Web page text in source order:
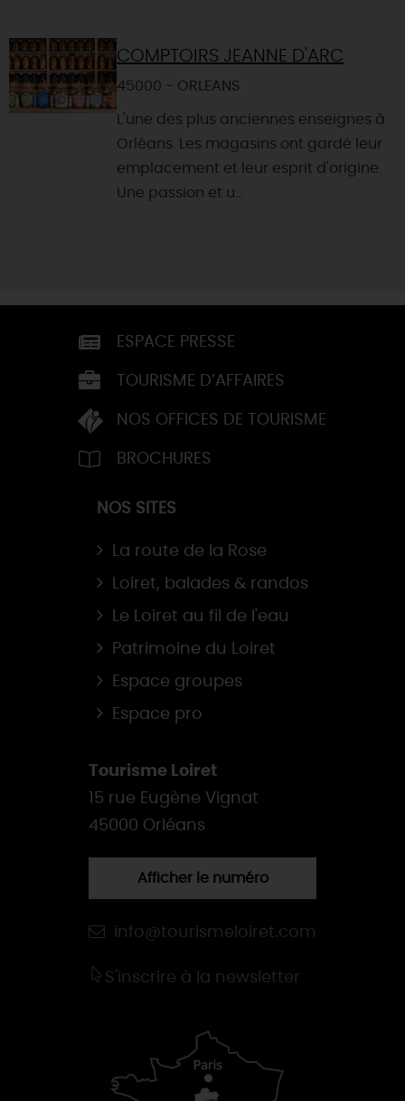
COMPTOIRS JEANNE D'ARC
45000 - ORLEANS
L'une des plus anciennes enseignes à
Orléans. Les magasins ont gardé leur
emplacement et leur esprit d'origine.
Une passion et u...
ESPACE PRESSE
TOURISME D’AFFAIRES
NOS OFFICES DE TOURISME
BROCHURES
NOS SITES
La route de la Rose
Loiret, balades & randos
Le Loiret au fil de l'eau
Patrimoine du Loiret
Espace groupes
Espace pro
Tourisme Loiret
15 rue Eugène Vignat
45000 Orléans
Afficher le numéro
info@tourismeloiret.com
S'inscrire à la newsletter